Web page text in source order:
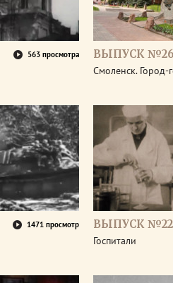
563 просмотра ВЫПУСК
Смоленск. Город-
1471 просмотр ВЫПУСК №22
Госпитали